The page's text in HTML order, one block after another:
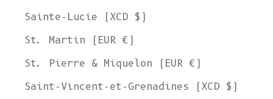
Sainte-Lucie (XCD $)
St. Martin (EUR €)
St. Pierre & Miquelon (EUR €)
Saint-Vincent-et-Grenadines (XCD $)